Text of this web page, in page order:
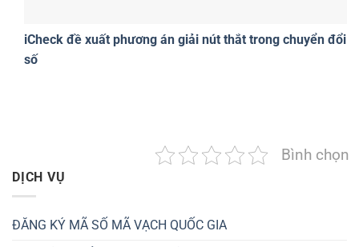
iCheck đề xuất phương án giải nút thắt trong chuyển đổi
số
Bình chọn
DỊCH VỤ
ĐĂNG KÝ MÃ SỐ MÃ VẠCH QUỐC GIA